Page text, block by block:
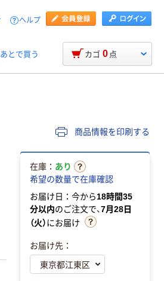
ヘルプ
あとで買う カゴ 0 点
商品情報を印刷する
在庫： あり
希望の数量で在庫確認
お届け日：今から18時間35
分以内のご注文で、7月28日
（火）にお届け
お届け先：